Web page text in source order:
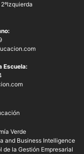
Escuela:
Verde
and Business Intelligence
de la Gestión Empresarial